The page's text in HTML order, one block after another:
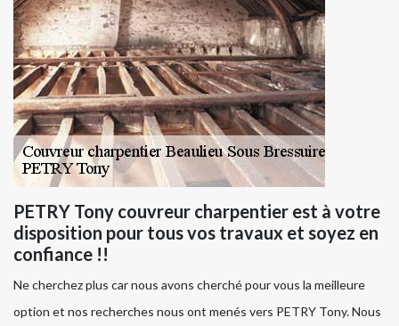
PETRY Tony couvreur charpentier est à votre
disposition pour tous vos travaux et soyez en
confiance !!
Ne cherchez plus car nous avons cherché pour vous la meilleure
option et nos recherches nous ont menés vers PETRY Tony. Nous